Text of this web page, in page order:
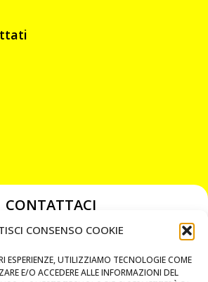
CONSENSO COOKIE
ESPERIENZE, UTILIZZIAMO TECNOLOGIE COME
E/O ACCEDERE ALLE INFORMAZIONI DEL
CONTATTACI